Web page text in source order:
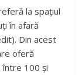
la spațiul
în afară
Din acest
oferă
între 100 și